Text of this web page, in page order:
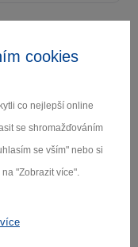
cookies
co nejlepší online
se shromažďováním
se vším" nebo si
"Zobrazit více".
newsletteru